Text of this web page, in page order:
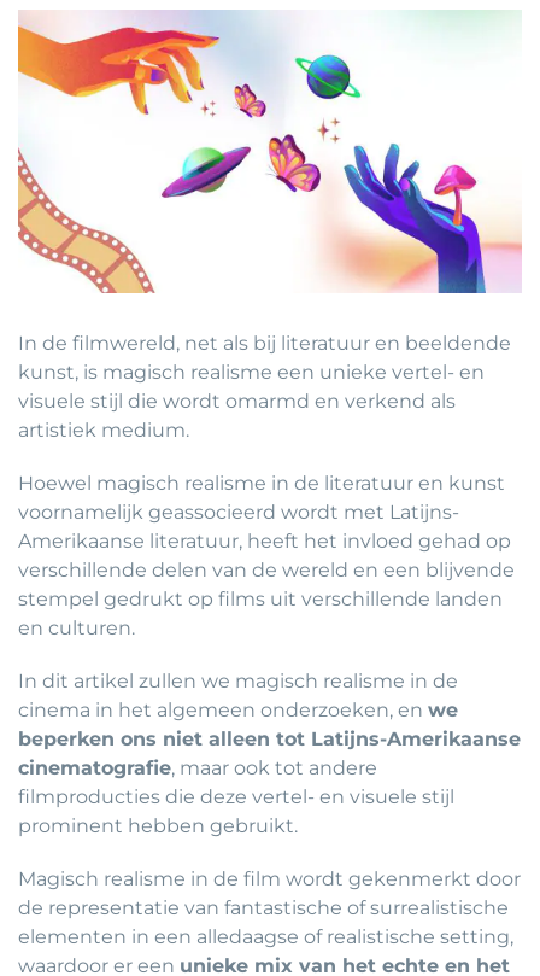
In de filmwereld, net als bij literatuur en beeldende
kunst, is magisch realisme een unieke vertel- en
visuele stijl die wordt omarmd en verkend als
artistiek medium.
Hoewel magisch realisme in de literatuur en kunst
voornamelijk geassocieerd wordt met Latijns-
Amerikaanse literatuur, heeft het invloed gehad op
verschillende delen van de wereld en een blijvende
stempel gedrukt op films uit verschillende landen
en culturen.
In dit artikel zullen we magisch realisme in de
cinema in het algemeen onderzoeken, en we
beperken ons niet alleen tot Latijns-Amerikaanse
cinematografie, maar ook tot andere
filmproducties die deze vertel- en visuele stijl
prominent hebben gebruikt.
Magisch realisme in de film wordt gekenmerkt door
de representatie van fantastische of surrealistische
elementen in een alledaagse of realistische setting,
waardoor er een unieke mix van het echte en het